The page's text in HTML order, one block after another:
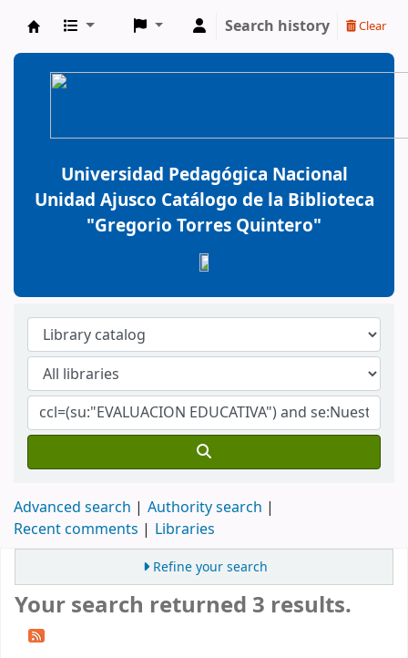
BiblioGTQ
Search history Clear
Universidad Pedagógica Nacional
Unidad Ajusco Catálogo de la Biblioteca
"Gregorio Torres Quintero"
Advanced search
Authority search
Recent comments
Libraries
Refine your search
Your search returned 3 results.